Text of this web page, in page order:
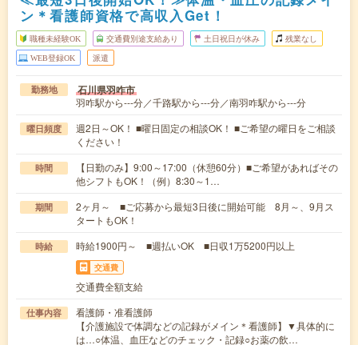
ン＊看護師資格で高収入Get！
職種未経験OK 交通費別途支給あり 土日祝日が休み 残業なし
WEB登録OK 派遣
勤務地 石川県羽咋市
羽咋駅から---分／千路駅から---分／南羽咋駅から---分
曜日頻度
週2日～OK！ ■曜日固定の相談OK！ ■ご希望の曜日をご相談
ください！
時間
【日勤のみ】9:00～17:00（休憩60分）■ご希望があればその
他シフトもOK！（例）8:30～1…
期間
2ヶ月～ ■ご応募から最短3日後に開始可能 8月～、9月ス
タートもOK！
時給 時給1900円～ ■週払いOK ■日収1万5200円以上
交通費
交通費全額支給
仕事内容
看護師・准看護師
【介護施設で体調などの記録がメイン＊看護師】▼具体的に
は…○体温、血圧などのチェック・記録○お薬の飲…